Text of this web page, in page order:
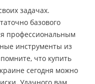
задачах.
базового
профессиональным
инструменты из
что купить
сегодня можно